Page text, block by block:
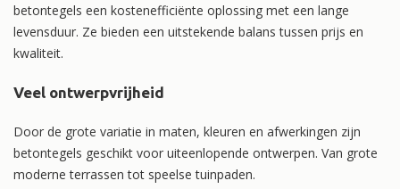
betontegels een kostenefficiënte oplossing met een lange
levensduur. Ze bieden een uitstekende balans tussen prijs en
kwaliteit.
Veel ontwerpvrijheid
Door de grote variatie in maten, kleuren en afwerkingen zijn
betontegels geschikt voor uiteenlopende ontwerpen. Van grote
moderne terrassen tot speelse tuinpaden.